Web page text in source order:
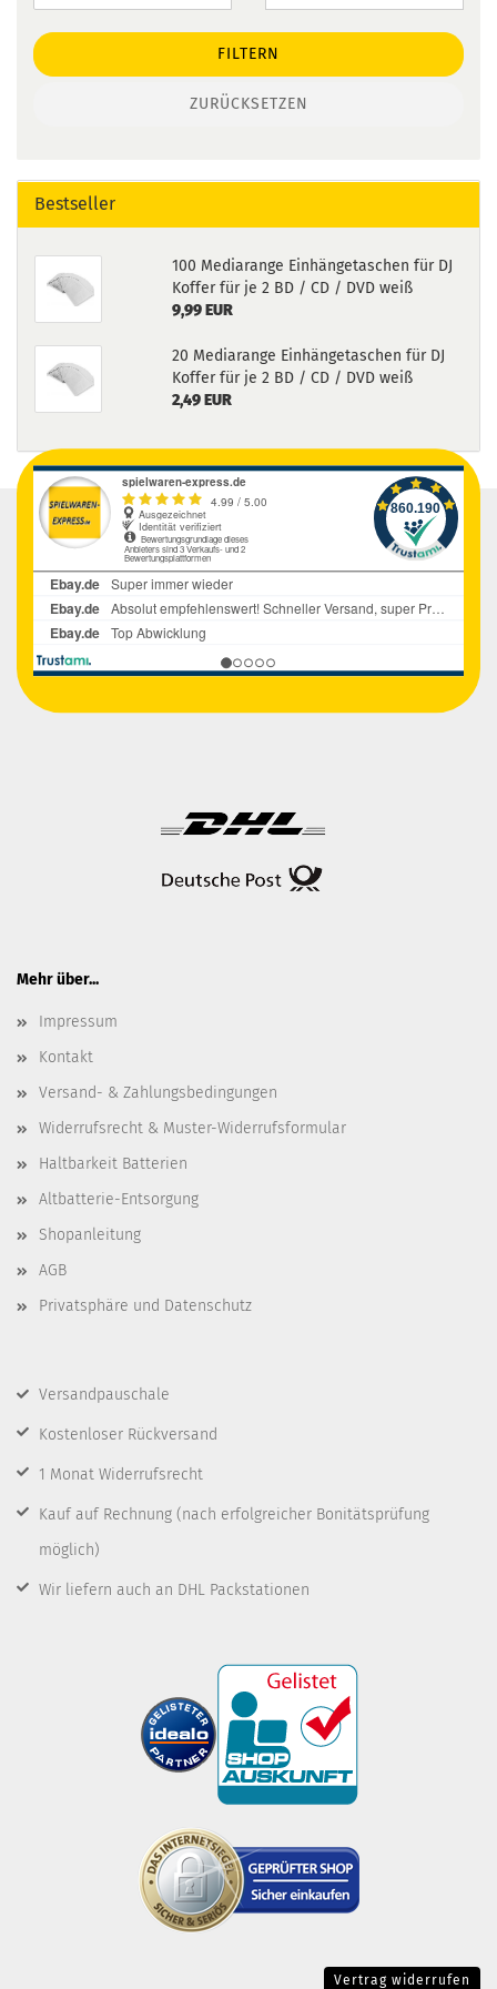
FILTERN
ZURÜCKSETZEN
Bestseller
100 Mediarange Einhängetaschen für DJ
Koffer für je 2 BD / CD / DVD weiß
9,99 EUR
20 Mediarange Einhängetaschen für DJ
Koffer für je 2 BD / CD / DVD weiß
2,49 EUR
Mehr über...
Impressum
Kontakt
Versand- & Zahlungsbedingungen
Widerrufsrecht & Muster-Widerrufsformular
Haltbarkeit Batterien
Altbatterie-Entsorgung
Shopanleitung
AGB
Privatsphäre und Datenschutz
Versandpauschale
Kostenloser Rückversand
1 Monat Widerrufsrecht
Kauf auf Rechnung (nach erfolgreicher Bonitätsprüfung
möglich)
Wir liefern auch an DHL Packstationen
Vertrag widerrufen